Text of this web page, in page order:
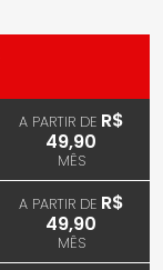
A PARTIR DE R$
49,90
MÊS
A PARTIR DE R$
49,90
MÊS